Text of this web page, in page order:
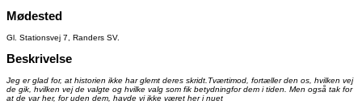
Mødested
Gl. Stationsvej 7, Randers SV.
Beskrivelse
Jeg er glad for, at historien ikke har glemt deres skridt.Tværtimod, fortæller den os, hvilken vej
de gik, hvilken vej de valgte og hvilke valg som fik betydningfor dem i tiden. Men også tak for
at de var her, for uden dem, havde vi ikke været her i nuet